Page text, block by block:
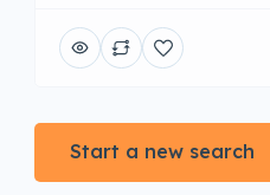
Start a new search